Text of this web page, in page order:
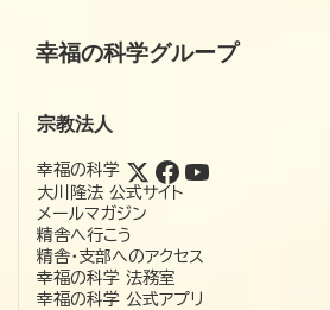
幸福の科学グループ
宗教法人
幸福の科学
大川隆法 公式サイト
メールマガジン
精舎へ行こう
精舎・支部へのアクセス
幸福の科学 法務室
幸福の科学 公式アプリ